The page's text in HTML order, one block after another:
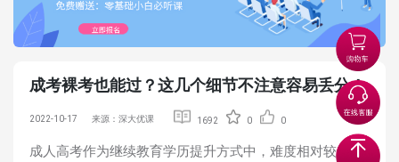
成考裸考也能过？这几个细节不注意容易丢分！
2022-10-17 来源：深大优课 1692 0 0
成人高考作为继续教育学历提升方式中，难度相对较小的